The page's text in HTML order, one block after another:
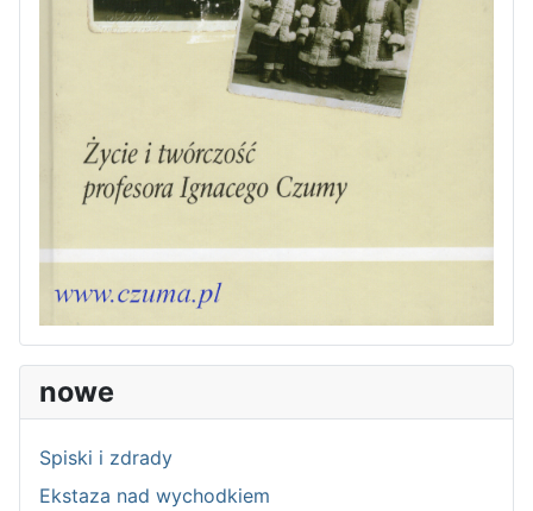
nowe
Spiski i zdrady
Ekstaza nad wychodkiem